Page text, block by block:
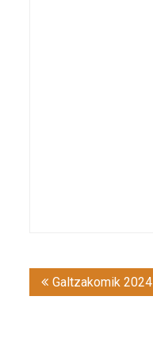
Post
navigation
Galtzakomik 2024